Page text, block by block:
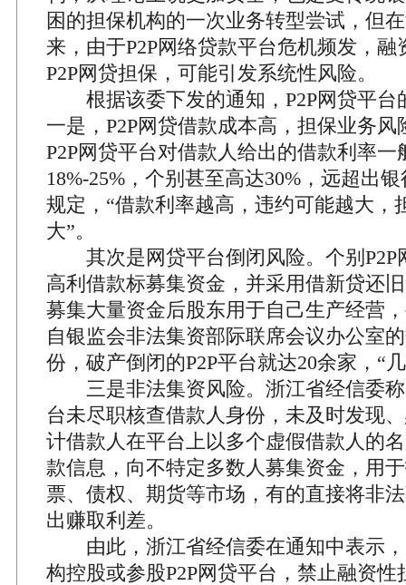
困的担保机构的一次业务转型尝试，但
来，由于P2P网络贷款平台危机频发，
P2P网贷担保，可能引发系统性风险。
根据该委下发的通知，P2P网贷平台
一是，P2P网贷借款成本高，担保业务风
P2P网贷平台对借款人给出的借款利率一
18%-25%，个别甚至高达30%，远超出
规定，“借款利率越高，违约可能越大，
大”。
其次是网贷平台倒闭风险。个别P2P
高利借款标募集资金，并采用借新贷还
募集大量资金后股东用于自己生产经营
自银监会非法集资部际联席会议办公室
份，破产倒闭的P2P平台就达20余家，“
三是非法集资风险。浙江省经信委称
台未尽职核查借款人身份，未及时发现
计借款人在平台上以多个虚假借款人的
款信息，向不特定多数人募集资金，用
票、债权、期货等市场，有的直接将非
出赚取利差。
由此，浙江省经信委在通知中表示，
构控股或参股P2P网贷平台，禁止融资